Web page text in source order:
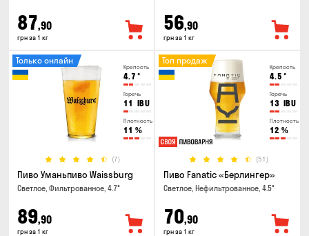
87,90
грн за 1 кг
56,90
грн за 1 кг
Крепость
4.7 °
Горечь
11 IBU
Плотность
11 %
(7)
Только онлайн
Пиво Уманьпиво Waissburg
Светлое, Фильтрованное, 4.7°
89,90
грн за 1 кг
Крепость
4.5 °
Горечь
13 IBU
Плотность
12 %
(51)
Топ продаж
Пиво Fanatic «Берлингер»
Светлое, Нефильтрованное, 4.5°
70,90
грн за 1 кг